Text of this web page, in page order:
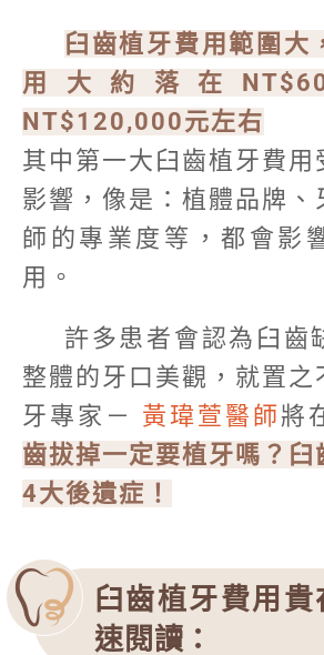
臼齒植牙費用範圍大
用大約落在
NT$120,000元左右
其中第一大臼齒植牙費用
影響，像是：植體品牌、
師的專業度等，都會影
用。
許多患者會認為臼齒
整體的牙口美觀，就置之
牙專家－ 黃瑋萱醫師 將
齒拔掉一定要植牙嗎？臼
4大後遺症！
臼齒植牙費用貴
速閱讀：